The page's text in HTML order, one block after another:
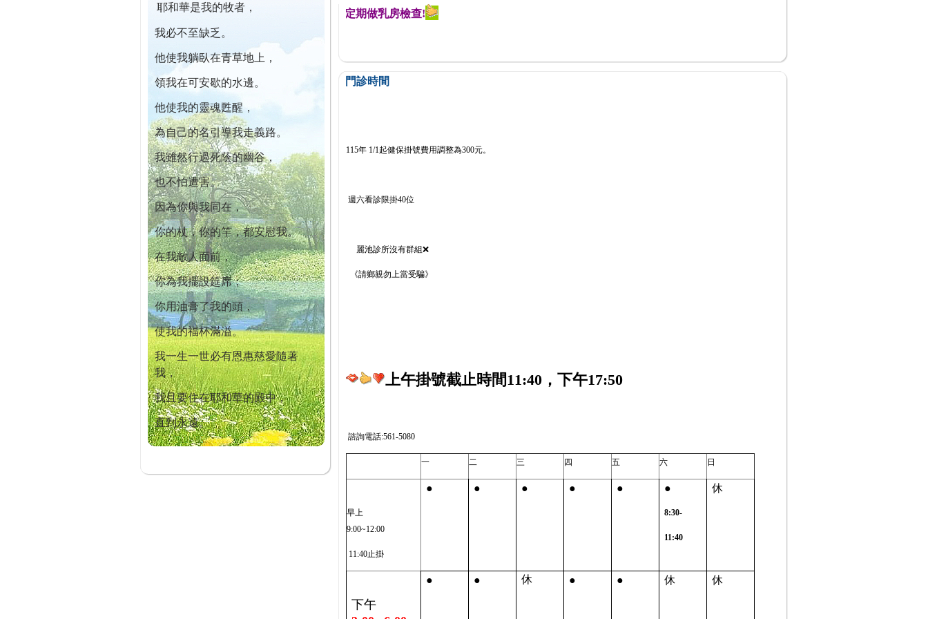
耶和華是我的牧者，
我必不至缺乏。
他使我躺臥在青草地上，
領我在可安歇的水邊。
他使我的靈魂甦醒，
為自己的名引導我走義路。
我雖然行過死蔭的幽谷，
也不怕遭害。
因為你與我同在，
你的杖，你的竿，都安慰我。
在我敵人面前，
你為我擺設筵席；
你用油膏了我的頭，
使我的福杯滿溢。
我一生一世必有恩惠慈愛隨著
我，
我且要住在耶和華的殿中，
直到永遠。
本院自開幕迄今已篩檢出1700位乳癌患者,提醒您定期做乳房檢查!
門診時間
115年 1/1起健保掛號費用調整為300元。
週六看診限掛40位
麗池診所沒有群組❌
《請鄉親勿上當受騙》
上午掛號截止時間11:40，下午17:50
諮詢電話:561-5080
一 二 三 四 五 六 日
早上
9:00~12:00
11:40止掛
● ● ● ● ● ●
8:30-
11:40
休
下午
● ● 休 ● ● 休 休